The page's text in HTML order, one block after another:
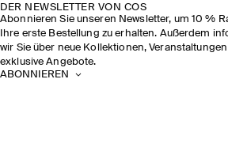
DER NEWSLETTER VON COS
Abonnieren Sie unseren Newsletter, um 10 %
Ihre erste Bestellung zu erhalten. Außerdem
wir Sie über neue Kollektionen,
exklusive Angebote.
ABONNIEREN